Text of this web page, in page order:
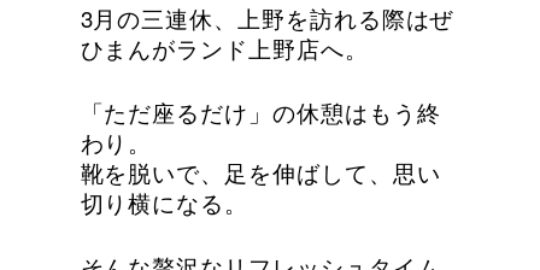
3月の三連休、上野を訪れる際はぜ
ひまんがランド上野店へ。
「ただ座るだけ」の休憩はもう終
わり。
靴を脱いで、足を伸ばして、思い
切り横になる。